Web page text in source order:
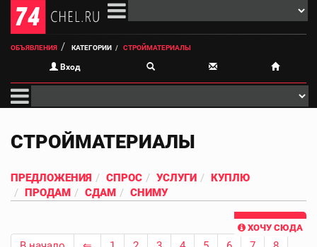
ОБЪЯВЛЕНИЯ КАТЕГОРИИ СТРОЙМАТЕРИАЛЫ
Вход
СТРОЙМАТЕРИАЛЫ
ПРЕДЛОЖЕНИЯ СПРОС УСЛУГИ
КУПЛЮ
ПРОДАМ
СДАМ СНИМУ
ХОЧУ СЮДА